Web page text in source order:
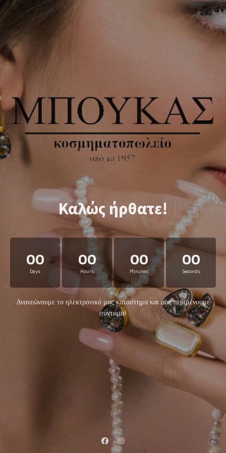
Καλώς ήρθατε!
00
Days
00
Hours
00
Minutes
00
Seconds
Ανανεώνουμε το ηλεκτρονικό μας κατάστημα και σας περιμένουμε
σύντομα!